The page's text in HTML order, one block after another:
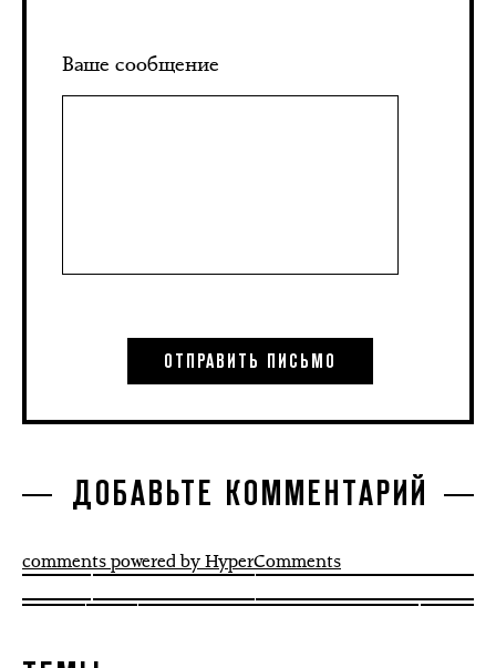
Ваше сообщение
ДОБАВЬТЕ КОММЕНТАРИЙ
comments powered by HyperComments